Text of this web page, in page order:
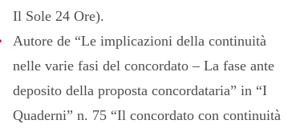
Il Sole 24 Ore).
Autore de “Le implicazioni della continuità
nelle varie fasi del concordato – La fase ante
deposito della proposta concordataria” in “I
Quaderni” n. 75 “Il concordato con continuità